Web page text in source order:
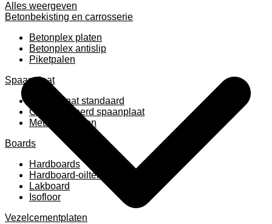
Alles weergeven
Betonbekisting en carrosserie
Betonplex platen
Betonplex antislip
Piketpalen
Spaanplaat
Spaanplaat standaard
Geplastificeerd spaanplaat
Meubelpanelen
Boards
Hardboards
Hardboard-oiltemperated
Lakboard
Isofloor
Vezelcementplaten